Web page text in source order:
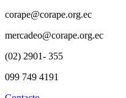
corape@corape.org.ec
mercadeo@corape.org.ec
(02) 2901- 355
099 749 4191